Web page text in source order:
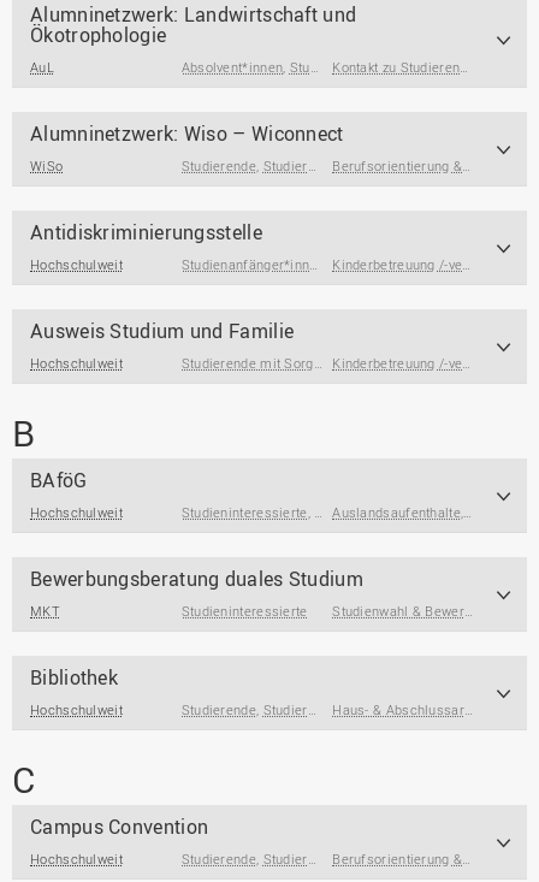
Alumninetzwerk: Landwirtschaft und
Ökotrophologie
AuL Absolvent*innen, Studierende am Ende des Studiums Kontakt zu Studierenden & Alumni
Alumninetzwerk: Wiso – Wiconnect
WiSo Studierende, Studierende am Ende des Studiums Berufsorientierung & Profilbildung
Antidiskriminierungsstelle
Hochschulweit Studienanfänger*innen Studierende ,Studierende am
Kinderbetreuung /-versorgung
Ausweis Studium und Familie
Hochschulweit Studierende mit Sorgeverantwortung Kinderbetreuung /-versorgung
B
BAföG
Hochschulweit Studieninteressierte, Studierende,Studienanfänger*innen
Auslandsaufenthalte,
Bewerbungsberatung duales Studium
MKT Studieninteressierte Studienwahl & Bewerbung
Bibliothek
Hochschulweit Studierende, Studierende am Ende des Studiums Haus- & Abschlussarbeiten
C
Campus Convention
Hochschulweit Studierende, Studierende am Ende des Studiums Berufsorientierung & Profilbildung